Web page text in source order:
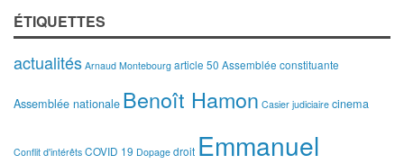
ÉTIQUETTES
actualités Arnaud Montebourg article 50 Assemblée constituante
Assemblée nationale Benoît Hamon Casier judiciaire cinema
Conflit d'intérêts COVID 19 Dopage droit Emmanuel